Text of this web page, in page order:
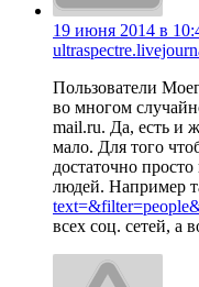
19 июня 2014 в
Пользователи
во многом
mail.ru. Да, есть и
мало. Для того
достаточно
людей. Например
всех соц. сетей, а